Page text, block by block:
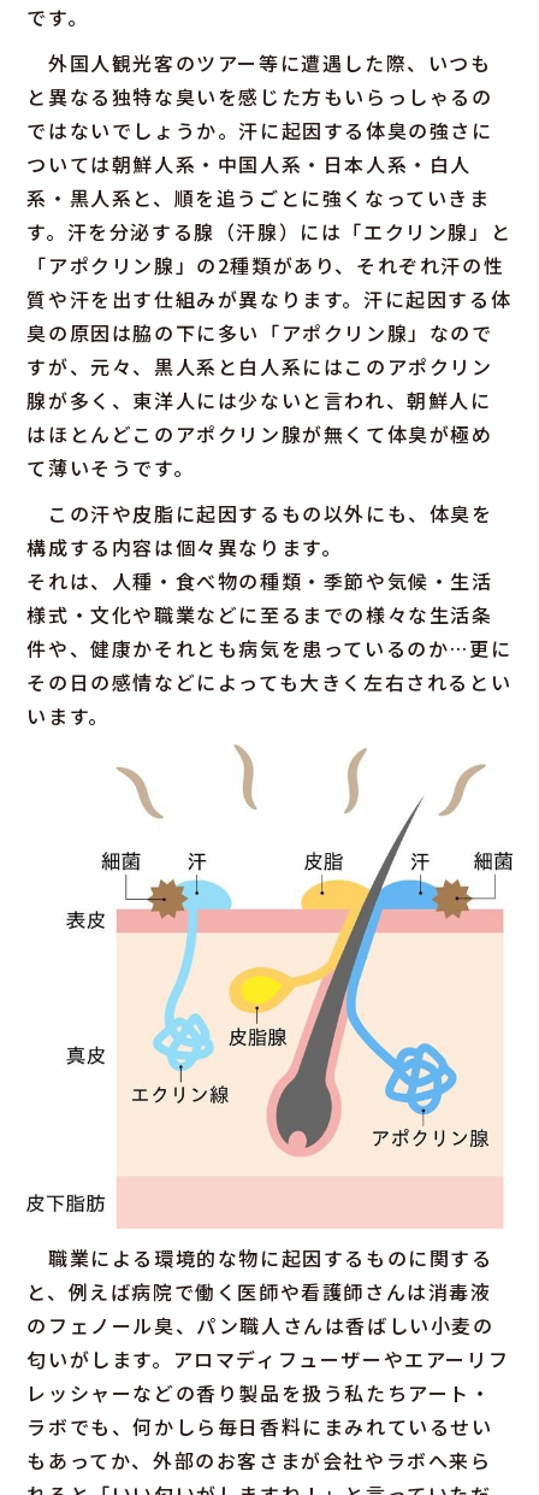
です。
外国人観光客のツアー等に遭遇した際、いつも
と異なる独特な臭いを感じた方もいらっしゃるの
ではないでしょうか。汗に起因する体臭の強さに
ついては朝鮮人系・中国人系・日本人系・白人
系・黒人系と、順を追うごとに強くなっていきま
す。汗を分泌する腺（汗腺）には「エクリン腺」と
「アポクリン腺」の2種類があり、それぞれ汗の性
質や汗を出す仕組みが異なります。汗に起因する体
臭の原因は脇の下に多い「アポクリン腺」なので
すが、元々、黒人系と白人系にはこのアポクリン
腺が多く、東洋人には少ないと言われ、朝鮮人に
はほとんどこのアポクリン腺が無くて体臭が極め
て薄いそうです。
この汗や皮脂に起因するもの以外にも、体臭を
構成する内容は個々異なります。
それは、人種・食べ物の種類・季節や気候・生活
様式・文化や職業などに至るまでの様々な生活条
件や、健康かそれとも病気を患っているのか…更に
その日の感情などによっても大きく左右されるとい
います。
職業による環境的な物に起因するものに関する
と、例えば病院で働く医師や看護師さんは消毒液
のフェノール臭、パン職人さんは香ばしい小麦の
匂いがします。アロマディフューザーやエアーリフ
レッシャーなどの香り製品を扱う私たちアート・
ラボでも、何かしら毎日香料にまみれているせい
もあってか、外部のお客さまが会社やラボへ来ら